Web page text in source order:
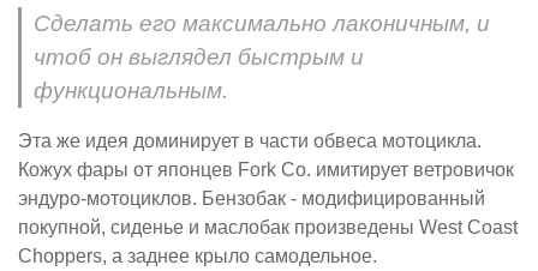
Сделать его максимально лаконичным, и
чтоб он выглядел быстрым и
функциональным.
Эта же идея доминирует в части обвеса мотоцикла.
Кожух фары от японцев Fork Co. имитирует ветровичок
эндуро-мотоциклов. Бензобак - модифицированный
покупной, сиденье и маслобак произведены West Coast
Choppers, а заднее крыло самодельное.